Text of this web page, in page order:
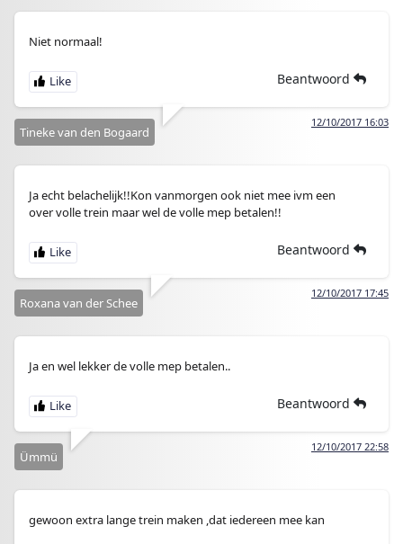
Niet normaal!
Beantwoord
12/10/2017 16:03
Tineke van den Bogaard
Ja echt belachelijk!!Kon vanmorgen ook niet mee ivm een
over volle trein maar wel de volle mep betalen!!
Beantwoord
12/10/2017 17:45
Roxana van der Schee
Ja en wel lekker de volle mep betalen..
Beantwoord
12/10/2017 22:58
Ümmü
gewoon extra lange trein maken ,dat iedereen mee kan